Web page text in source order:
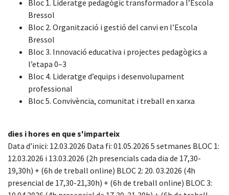
Bloc 1. Lideratge pedagògic transformador a l’Escola
Bressol
Bloc 2. Organització i gestió del canvi en l’Escola
Bressol
Bloc 3. Innovació educativa i projectes pedagògics a
l’etapa 0–3
Bloc 4. Lideratge d’equips i desenvolupament
professional
Bloc 5. Convivència, comunitat i treball en xarxa
dies i hores en que s'imparteix
Data d’inici: 12.03.2026 Data fi: 01.05.2026 5 setmanes BLOC 1:
12.03.2026 i 13.03.2026 (2h presencials cada dia de 17,30-
19,30h) + (6h de treball online) BLOC 2: 20. 03.2026 (4h
presencial de 17,30-21,30h) + (6h de treball online) BLOC 3: